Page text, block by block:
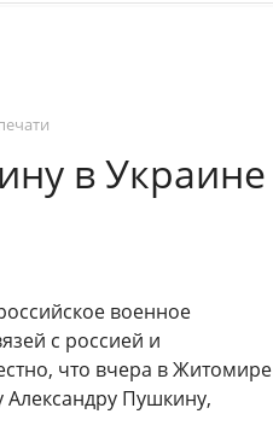
в Украине
военное
с россией и
что вчера в Житомире
Пушкину,